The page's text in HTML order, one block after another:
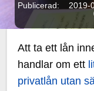
Publicerad: 2019-
Att ta ett lån
handlar om ett
privatlån utan